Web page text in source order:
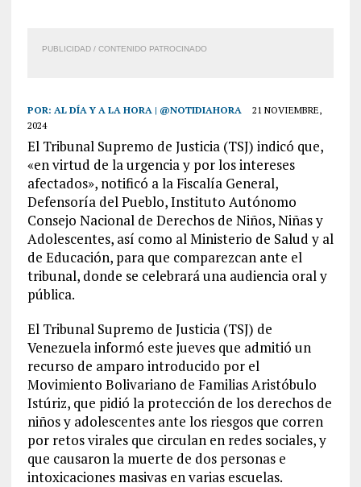
PUBLICIDAD / CONTENIDO PATROCINADO
POR: AL DÍA Y A LA HORA | @NOTIDIAHORA
21 NOVIEMBRE,
2024
El Tribunal Supremo de Justicia (TSJ) indicó que,
«en virtud de la urgencia y por los intereses
afectados», notificó a la Fiscalía General,
Defensoría del Pueblo, Instituto Autónomo
Consejo Nacional de Derechos de Niños, Niñas y
Adolescentes, así como al Ministerio de Salud y al
de Educación, para que comparezcan ante el
tribunal, donde se celebrará una audiencia oral y
pública.
El Tribunal Supremo de Justicia (TSJ) de
Venezuela informó este jueves que admitió un
recurso de amparo introducido por el
Movimiento Bolivariano de Familias Aristóbulo
Istúriz, que pidió la protección de los derechos de
niños y adolescentes ante los riesgos que corren
por retos virales que circulan en redes sociales, y
que causaron la muerte de dos personas e
intoxicaciones masivas en varias escuelas.